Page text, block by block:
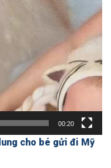
00:20
cho bé gửi đi Mỹ